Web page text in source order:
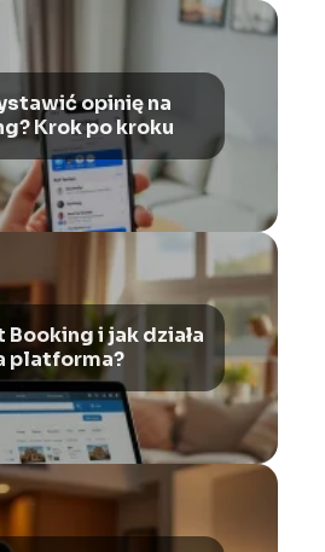
opinię na
Krok po kroku
i jak działa
platforma?